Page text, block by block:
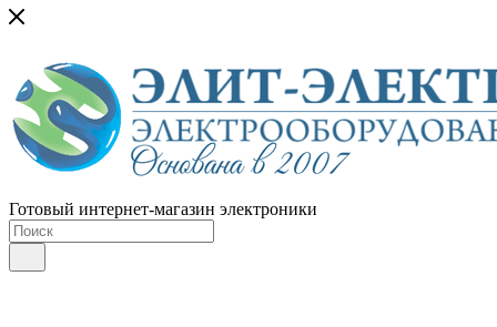
Готовый интернет-магазин электроники